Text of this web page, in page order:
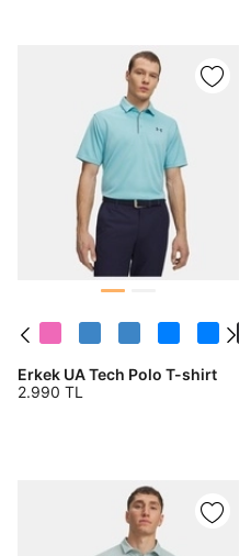
Erkek UA Tech Polo T-shirt
2.990 TL